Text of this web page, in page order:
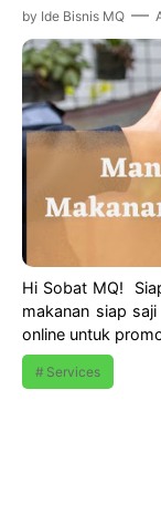
by Ide Bisnis MQ
Hi Sobat MQ!
makanan siap
online untuk
Services